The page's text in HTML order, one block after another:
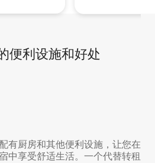
便利设施和好处
有厨房和其他便利设施，让您在
中享受舒适生活。一个代替转租